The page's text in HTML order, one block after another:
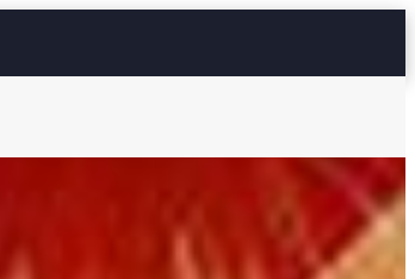
יואב רוזן